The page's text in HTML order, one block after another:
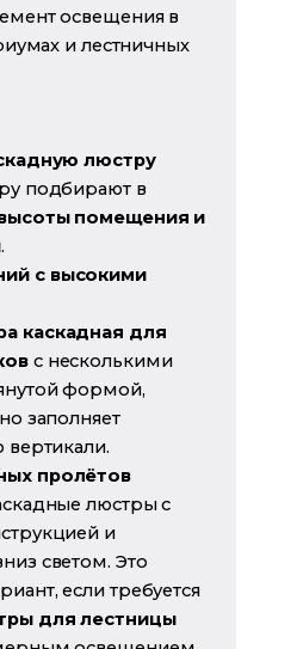
освещения в
и лестничных
люстру
подбирают в
помещения и
.
с высокими
каскадная для
с несколькими
формой,
заполняет
вертикали.
пролётов
люстры с
и
светом. Это
если требуется
для лестницы